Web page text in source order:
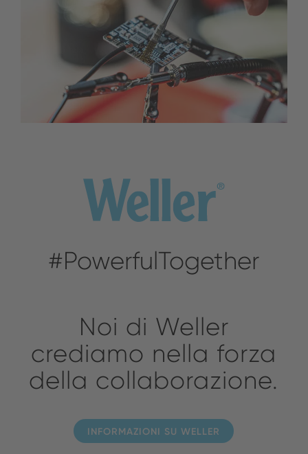
#PowerfulTogether
Noi di Weller
crediamo nella forza
della collaborazione.
INFORMAZIONI SU WELLER